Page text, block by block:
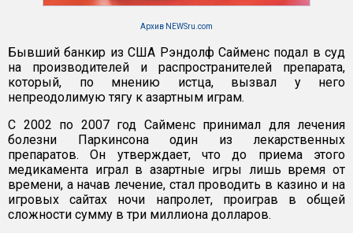
Архив NEWSru.com
Бывший банкир из США Рэндолф Сайменс подал в суд
на производителей и распространителей препарата,
который, по мнению истца, вызвал у него
непреодолимую тягу к азартным играм.
С 2002 по 2007 год Сайменс принимал для лечения
болезни Паркинсона один из лекарственных
препаратов. Он утверждает, что до приема этого
медикамента играл в азартные игры лишь время от
времени, а начав лечение, стал проводить в казино и на
игровых сайтах ночи напролет, проиграв в общей
сложности сумму в три миллиона долларов.